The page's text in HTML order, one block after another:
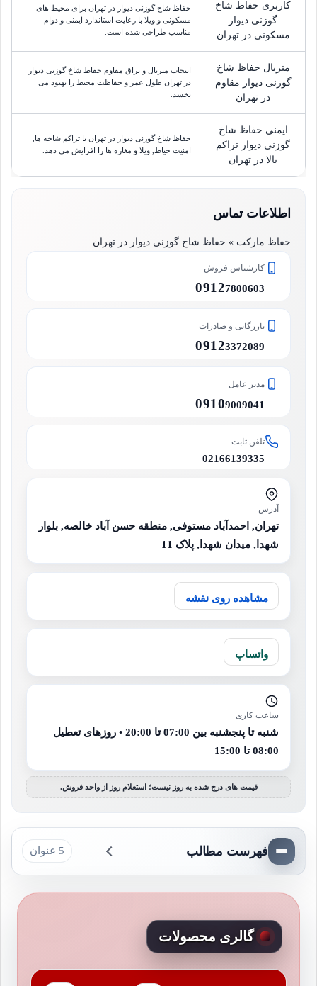
کاربری حفاظ شاخ
گوزنی دیوار
مسکونی در تهران
حفاظ شاخ گوزنی دیوار در تهران برای محیط های
مسکونی و ویلا با رعایت استاندارد ایمنی و دوام
مناسب طراحی شده است.
متریال حفاظ شاخ
گوزنی دیوار مقاوم
در تهران
انتخاب متریال و یراق مقاوم حفاظ شاخ گوزنی دیوار
در تهران طول عمر و حفاظت محیط را بهبود می
بخشد.
ایمنی حفاظ شاخ
گوزنی دیوار تراکم
بالا در تهران
حفاظ شاخ گوزنی دیوار در تهران با تراکم شاخه ها,
امنیت حیاط, ویلا و مغازه ها را افزایش می دهد.
اطلاعات تماس
حفاظ مارکت » حفاظ شاخ گوزنی دیوار در تهران
کارشناس فروش
09127800603
بازرگانی و صادرات
09123372089
مدیر عامل
09109009041
تلفن ثابت
02166139335
آدرس
تهران, احمدآباد مستوفی, منطقه حسن آباد خالصه, بلوار
شهدا, میدان شهدا, پلاک 11
مشاهده روی نقشه
واتساپ
ساعت کاری
شنبه تا پنجشنبه بین 07:00 تا 20:00 • روزهای تعطیل
08:00 تا 15:00
قیمت های درج شده به روز نیست؛ استعلام روز از واحد فروش.
فهرست مطالب 5 عنوان
گالری محصولات